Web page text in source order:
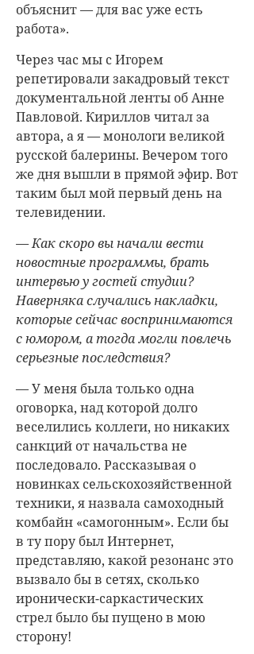
объяснит — для вас уже есть
работа».
Через час мы с Игорем
репетировали закадровый текст
документальной ленты об Анне
Павловой. Кириллов читал за
автора, а я — монологи великой
русской балерины. Вечером того
же дня вышли в прямой эфир. Вот
таким был мой первый день на
телевидении.
— Как скоро вы начали вести
новостные программы, брать
интервью у гостей студии?
Наверняка случались накладки,
которые сейчас воспринимаются
с юмором, а тогда могли повлечь
серьезные последствия?
— У меня была только одна
оговорка, над которой долго
веселились коллеги, но никаких
санкций от начальства не
последовало. Рассказывая о
новинках сельскохозяйственной
техники, я назвала самоходный
комбайн «самогонным». Если бы
в ту пору был Интернет,
представляю, какой резонанс это
вызвало бы в cетях, сколько
иронически-саркастических
стрел было бы пущено в мою
сторону!